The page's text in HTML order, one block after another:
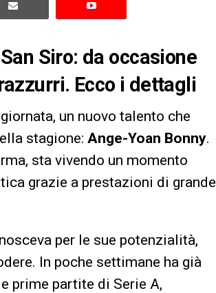
Siro: da occasione
. Ecco i dettagli
un nuovo talento che
stagione: Ange-Yoan Bonny.
sta vivendo un momento
grazie a prestazioni di grande
per le sue potenzialità,
In poche settimane ha già
prime partite di Serie A,